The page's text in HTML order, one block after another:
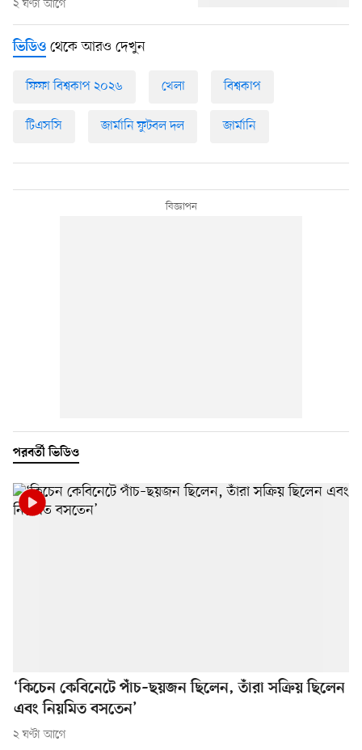
২ ঘণ্টা আগে
ভিডিও থেকে আরও দেখুন
ফিফা বিশ্বকাপ ২০২৬ খেলা বিশ্বকাপ
টিএসসি জার্মানি ফুটবল দল জার্মানি
পরবর্তী ভিডিও
‘কিচেন কেবিনেটে পাঁচ–ছয়জন ছিলেন, তাঁরা সক্রিয় ছিলেন
এবং নিয়মিত বসতেন’
২ ঘণ্টা আগে